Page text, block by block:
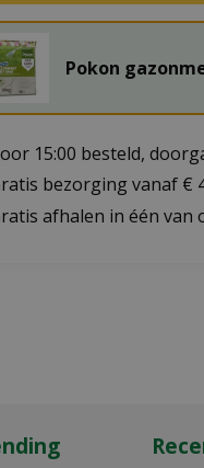
Pokon
15:00 besteld,
bezorging vanaf €
afhalen in één van